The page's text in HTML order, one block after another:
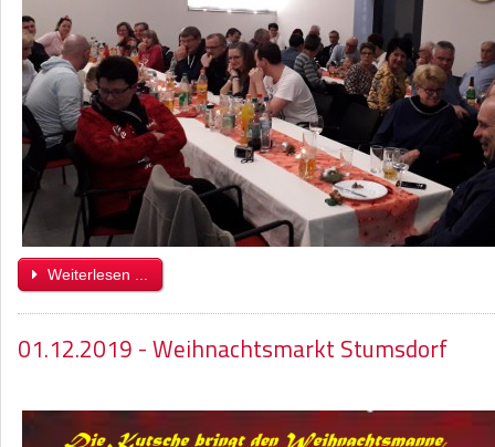
Weiterlesen ...
01.12.2019 - Weihnachtsmarkt Stumsdorf